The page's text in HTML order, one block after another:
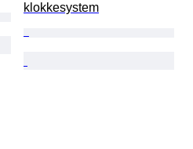
klokkesystem